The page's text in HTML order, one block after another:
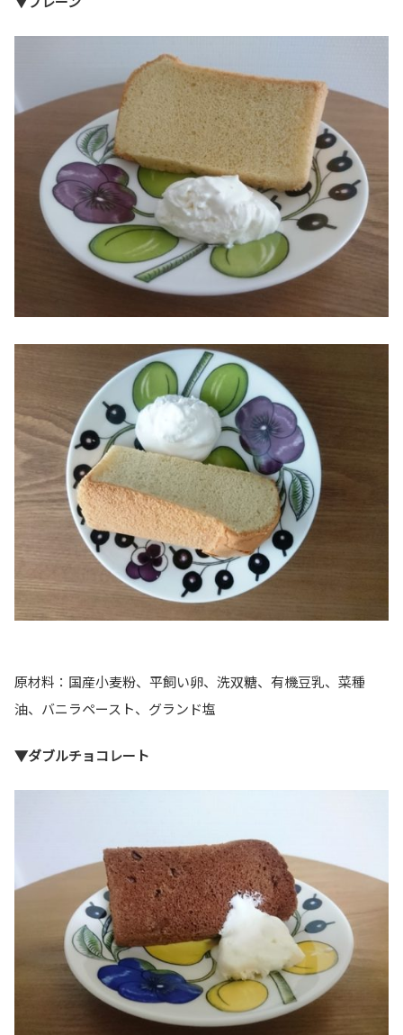
原材料：国産小麦粉、平飼い卵、洗双糖、有機豆乳、菜種
油、バニラペースト、グランド塩
▼ダブルチョコレート